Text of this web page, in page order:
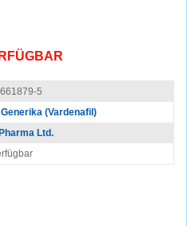
5
(Vardenafil)
Ltd.